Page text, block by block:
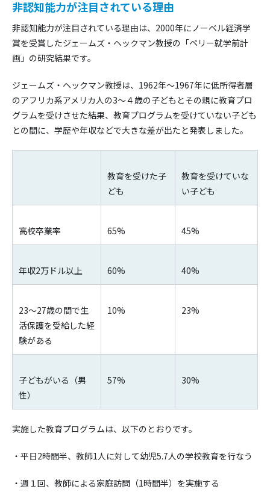
非認知能力が注目されている理由
非認知能力が注目されている理由は、2000年にノーベル経済学
賞を受賞したジェームズ・ヘックマン教授の「ペリー就学前計
画」の研究結果です。
ジェームズ・ヘックマン教授は、1962年～1967年に低所得者層
のアフリカ系アメリカ人の3～４歳の子どもとその親に教育プロ
グラムを受けさせた結果、教育プログラムを受けていない子ども
との間に、学歴や年収などで大きな差が出たと発表しました。
教育を受けた子
ども
教育を受けていな
い子ども
高校卒業率 65% 45%
年収2万ドル以上 60% 40%
23～27歳の間で生
活保護を受給した経
験がある
10% 23%
子どもがいる（男
性）
57% 30%
実施した教育プログラムは、以下のとおりです。
・平日2時間半、教師1人に対して幼児5.7人の学校教育を行なう
・週１回、教師による家庭訪問（1時間半）を実施する